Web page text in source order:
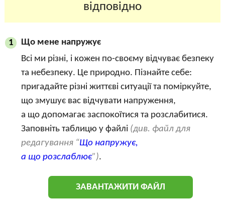
відповідно
1
Що мене напружує
Всі ми різні, і кожен по-своєму відчуває безпеку
та небезпеку. Це природно. Пізнайте себе:
пригадайте різні життєві ситуації та поміркуйте,
що змушує вас відчувати напруження,
а що допомагає заспокоїтися та розслабитися.
Заповніть таблицю у файлі (див. файл для
редагування “Що напружує,
а що розслаблює”).
ЗАВАНТАЖИТИ ФАЙЛ